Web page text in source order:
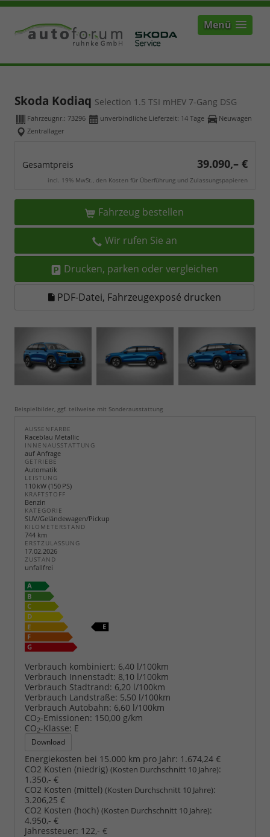
Menü
Skoda Kodiaq Selection 1.5 TSI mHEV 7-Gang DSG
Fahrzeugnr.: 73296 unverbindliche Lieferzeit: 14 Tage
Neuwagen
Zentrallager
Gesamtpreis 39.090,– €
incl. 19% MwSt., den Kosten für Überführung und Zulassungspapieren
Fahrzeug bestellen
Wir rufen Sie an
Drucken, parken oder vergleichen
PDF-Datei, Fahrzeugexposé drucken
Beispielbilder, ggf. teilweise mit Sonderausstattung
AUSSENFARBE
Raceblau Metallic
INNENAUSSTATTUNG
auf Anfrage
GETRIEBE
Automatik
LEISTUNG
110 kW (150 PS)
KRAFTSTOFF
Benzin
KATEGORIE
SUV/Geländewagen/Pickup
KILOMETERSTAND
744 km
ERSTZULASSUNG
17.02.2026
ZUSTAND
unfallfrei
Verbrauch kombiniert: 6,40 l/100km
Verbrauch Innenstadt: 8,10 l/100km
Verbrauch Stadtrand: 6,20 l/100km
Verbrauch Landstraße: 5,50 l/100km
Verbrauch Autobahn: 6,60 l/100km
CO2-Emissionen: 150,00 g/km
CO2-Klasse: E
Download
Energiekosten bei 15.000 km pro Jahr: 1.674,24 €
CO2 Kosten (niedrig) (Kosten Durchschnitt 10 Jahre):
1.350,- €
CO2 Kosten (mittel) (Kosten Durchschnitt 10 Jahre):
3.206,25 €
CO2 Kosten (hoch) (Kosten Durchschnitt 10 Jahre):
4.950,- €
Jahressteuer: 122,- €